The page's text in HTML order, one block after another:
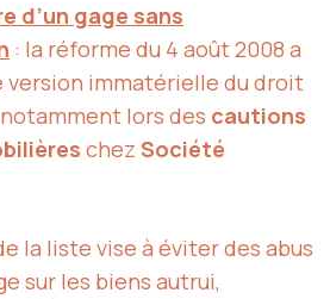
d’un gage sans
: la réforme du 4 août 2008 a
version immatérielle du droit
lors des cautions
chez Société
la liste vise à éviter des abus
sur les biens autrui,